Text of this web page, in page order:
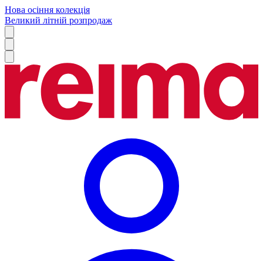
Нова осіння колекція
Великий літній розпродаж